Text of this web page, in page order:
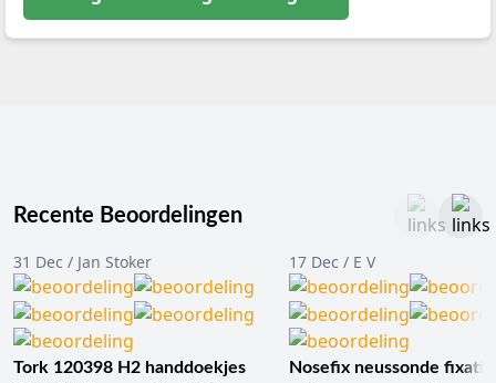
examens en lessen infu..
met de ..
Recente Beoordelingen
31 Dec / Jan Stoker
Tork 120398 H2 handdoekjes
17 Dec / E V
Nosefix neussonde